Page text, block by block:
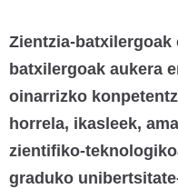
Zientzia-batxilergoak
batxilergoak aukera
oinarrizko
horrela, ikasleek,
zientifiko-
graduko